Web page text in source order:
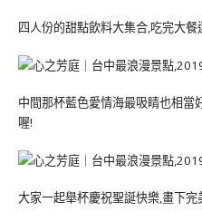
四人份的甜點飲料大集合,吃完大
中間那杯藍色愛情海最吸睛也相
喔!
大家一起舉杯慶祝聖誕快樂,畫下